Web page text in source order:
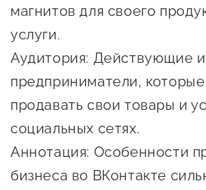
Консультационная
Образовательная поддержка
Поддержка креативного и
инновационно-
технологического
предпринимательства
Поддержка социальных
предпринимателей
магнитов для своего
услуги.
Аудитория: Действующие
предприниматели, которые
продавать свои товары и
социальных сетях.
Аннотация: Особенности
бизнеса во ВКонтакте